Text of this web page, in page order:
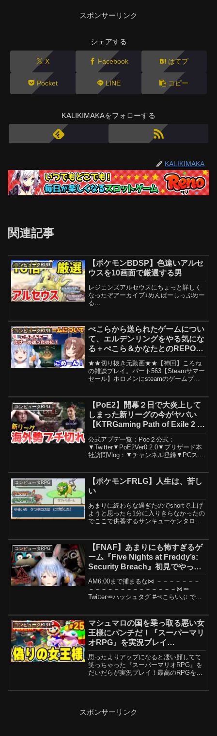
スポンサーリンク
シェアする
X Facebook はてブ
Pocket LINE コピー
KALIKIMAKAをフォローする
KALIKIMAKA
関連記事
コンピュータRPG
【ポケモンBDSP】色違いアルセ
ウスを10画面で厳選する男
レジェンズアルセウスにちょっと詳しく
なったぞアーカイブ↓めんばーしっぷめー
る
曲
コンピュータRPG
ぺこらから送られたゲームについ
て、エルデンリングをやる気にな
る＋ぺこら＆かなたとのREPOの
話【ホロライブ切り抜き/兎田ぺ
こら/戌神ころね】
★★切り抜き元動画★★【神回】ころね
の雑談プレイ。パート563【Steamサマー
セール】ホロメンにsteamのゲームプレ
ライブ#ホロライブ切り抜き※当チャンネ
ルは...
コンピュータRPG
【PoE2】開幕２日で大炎上して
しまった新リーグの今がヤバい
【KTRGaming Path of Exile 2 ゲ
ーム 実況】
公式アプデ一覧：Poe２公式：
▼Twitter▼PoE2Ver0.2.0▼ブリザード本
社訪問Vlog：▼チャンネル登録▼PCスペ
ボ：X670E：マウス：...
コンピュータRPG
【ポケモンFRLG】人生は、苦し
い
あまりに終わらな過ぎたのでshortで上げ
ようと思ったら1分に入りきらなかったの
でここで供養するサンキューケンタロス
Tokいんすたぶ...
コンピュータRPG
【FNAF】あまりにも怖すぎるゲ
ーム『Five Nights at Freddy’s:
Security Breach』初見でやって
みる！ぺこ！【ホロライブ/兎田
ぺこら】
AM6:00まで捕まるな⋈ －－－－－－－
－－－－－－－－－－－－－－⋈🥕
Twitter🥕ハッシュタグ #ぺこらいぶ でツ
関するポリシーに則って配信・収益...
コンピュータRPG
マシュマロの国を乗っ取る悪い女
王様にパンチだ！『スーパーマリ
オRPG』を実況プレイ
#25【Switch】
思ったよりアップになると凄い顔してて
笑っちゃった『スーパーマリオRPG』を
だいだらが実況プレイ！最高のRPGを全
スポンサーリンク